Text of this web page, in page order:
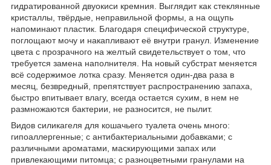
гидратированной двуокиси кремния. Выглядит как стеклянные
кристаллы, твёрдые, неправильной формы, а на ощупь
напоминают пластик. Благодаря специфической структуре,
поглощают мочу и накапливают её внутри гранул. Изменение
цвета с прозрачного на желтый свидетельствует о том, что
требуется замена наполнителя. На новый субстрат меняется
всё содержимое лотка сразу. Меняется один-два раза в
месяц, безвредный, препятствует распространению запаха,
быстро впитывает влагу, всегда остается сухим, в нем не
размножаются бактерии, не разносится, не пылит.
Видов силикагеля для кошачьего туалета очень много:
гипоаллергенные; с антибактериальными добавками; с
различными ароматами, маскирующими запах или
привлекающими питомца; с разноцветными гранулами на